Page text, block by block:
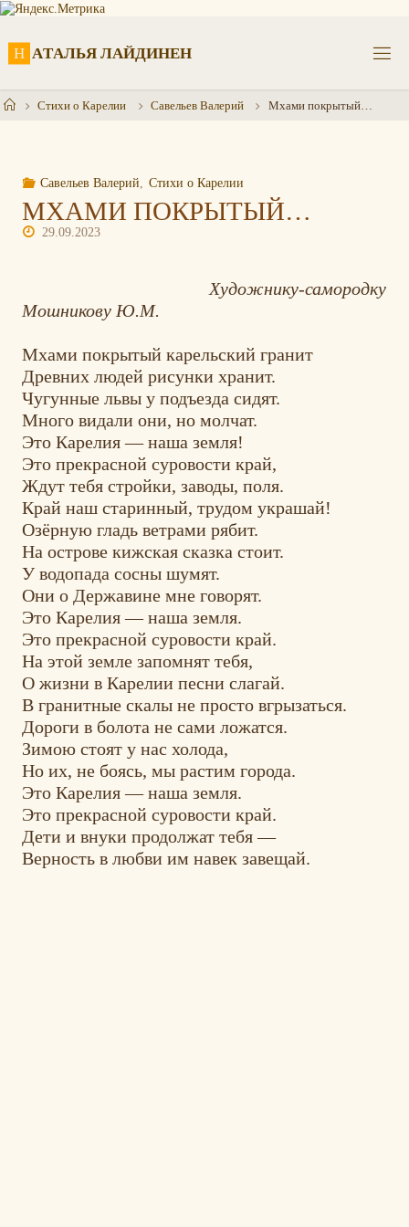
Перейти
Н АТАЛЬЯ ЛАЙДИНЕН
ГлавнаяСтихи о Карелии Савельев Валерий Мхами покрытый…
Савельев Валерий Стихи о Карелии
МХАМИ ПОКРЫТЫЙ…
29.09.2023
Художнику-самородку
Мошникову Ю.М.
Мхами покрытый карельский гранит
Древних людей рисунки хранит.
Чугунные львы у подъезда сидят.
Много видали они, но молчат.
Это Карелия — наша земля!
Это прекрасной суровости край,
Ждут тебя стройки, заводы, поля.
Край наш старинный, трудом украшай!
Озёрную гладь ветрами рябит.
На острове кижская сказка стоит.
У водопада сосны шумят.
Они о Державине мне говорят.
Это Карелия — наша земля.
Это прекрасной суровости край.
На этой земле запомнят тебя,
О жизни в Карелии песни слагай.
В гранитные скалы не просто вгрызаться.
Дороги в болота не сами ложатся.
Зимою стоят у нас холода,
Но их, не боясь, мы растим города.
Это Карелия — наша земля.
Это прекрасной суровости край.
Дети и внуки продолжат тебя —
Верность в любви им навек завещай.